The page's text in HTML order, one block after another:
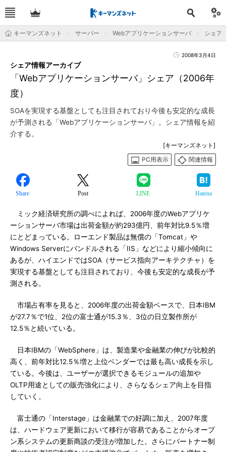
キーマンズネット サーバー Webアプリケーションサーバ シェア
2008年3月4日
「Webアプリケーションサーバ」シェア（2006年
度）
シェア情報アーカイブ
SOAを実現する基盤としても注目されており今後も安定的な成長
が予測される「Webアプリケーションサーバ」。シェア情報を紹
介する。
[キーマンズネット]
PC用表示
関連情報
Share Post LINE Hatena
ミック経済研究所の調べによれば、2006年度のWebアプリケ
ーションサーバ市場は出荷金額が約293億円、前年対比9.5％増
にとどまっている。ローエンド製品は無償の「Tomcat」や
Windows Serverにバンドルされる「IIS」などにより縮小傾向に
あるが、ハイエンドではSOA（サービス指向アーキテクチャ）を
実現する基盤としても注目されており、今後も安定的な成長が予
測される。
市場占有率を見ると、2006年度の出荷金額ベースで、日本IBM
が27.7％で1位、2位の富士通が15.3％、3位の日立製作所が
12.5％と続いている。
日本IBMの「WebSphere」は、製造業や金融業の伸びが比較的
高く、前年対比12.5％増と上位ベンダーでは最も高い成長を示し
ている。今後は、ユーザーが選択できるモジュールの追加や
OLTP用途としての販売強化により、さらなるシェア向上を目指
していく。
富士通の「Interstage」は金融業での好調に加え、2007年度
は、ハードウェア更新において移行が容易であることからオープ
ン系システムの更新商談の受注が増加した。さらにパートナー制